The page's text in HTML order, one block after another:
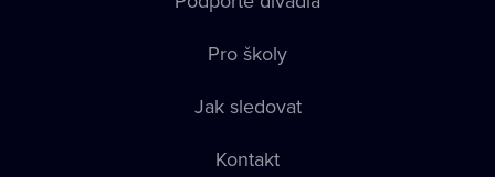
Pro školy
Jak sledovat
Kontakt